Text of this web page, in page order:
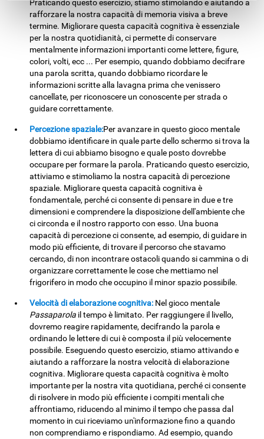
Praticando questo esercizio, stiamo stimolando e aiutando a
rafforzare la nostra capacità di memoria visiva a breve
termine. Migliorare questa capacità cognitiva è essenziale
per la nostra quotidianità, ci permette di conservare
mentalmente informazioni importanti come lettere, figure,
colori, volti, ecc ... Per esempio, quando dobbiamo decifrare
una parola scritta, quando dobbiamo ricordare le
informazioni scritte alla lavagna prima che venissero
cancellate, per riconoscere un conoscente per strada o
guidare correttamente.
Percezione spaziale:Per avanzare in questo gioco mentale
dobbiamo identificare in quale parte dello schermo si trova la
lettera di cui abbiamo bisogno e quale posto dovrebbe
occupare per formare la parola. Praticando questo esercizio,
attiviamo e stimoliamo la nostra capacità di percezione
spaziale. Migliorare questa capacità cognitiva è
fondamentale, perché ci consente di pensare in due e tre
dimensioni e comprendere la disposizione dell'ambiente che
ci circonda e il nostro rapporto con esso. Una buona
capacità di percezione ci consente, ad esempio, di guidare in
modo più efficiente, di trovare il percorso che stavamo
cercando, di non incontrare ostacoli quando si cammina o di
organizzare correttamente le cose che mettiamo nel
frigorifero in modo che occupino il minor spazio possibile.
Velocità di elaborazione cognitiva: Nel gioco mentale
Passaparola il tempo è limitato. Per raggiungere il livello,
dovremo reagire rapidamente, decifrando la parola e
ordinando le lettere di cui è composta il più velocemente
possibile. Eseguendo questo esercizio, stiamo attivando e
aiutando a rafforzare la nostra velocità di elaborazione
cognitiva. Migliorare questa capacità cognitiva è molto
importante per la nostra vita quotidiana, perché ci consente
di risolvere in modo più efficiente i compiti mentali che
affrontiamo, riducendo al minimo il tempo che passa dal
momento in cui riceviamo un'informazione fino a quando
non comprendiamo e rispondiamo. Ad esempio, quando